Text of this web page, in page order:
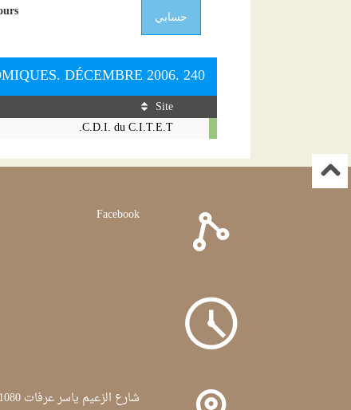
حسابي
DÉCEMBRE 2006. 240
Livre
-
2006
-
et
Informations
Economiques.
240
Site
C.D.I. du C.I.T.E.T.
Facebook
شارع الزعيم ياسر عرفات 1080 تونس